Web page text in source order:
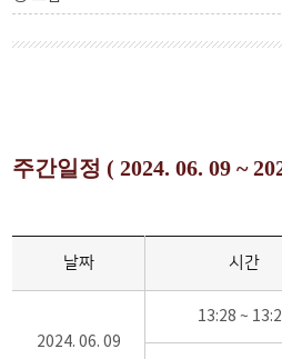
주간일정 ( 2024. 06. 09 ~
날짜 시간
2024. 06. 09
13:28 ~